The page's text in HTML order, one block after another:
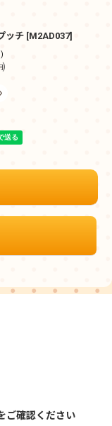
ッチ [M2AD037]
)
ご確認ください